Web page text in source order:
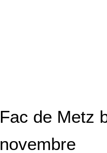
Fac de Metz
novembre